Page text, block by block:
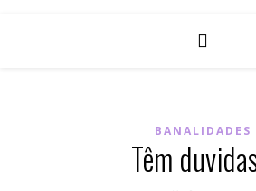
BANALIDADES
Têm